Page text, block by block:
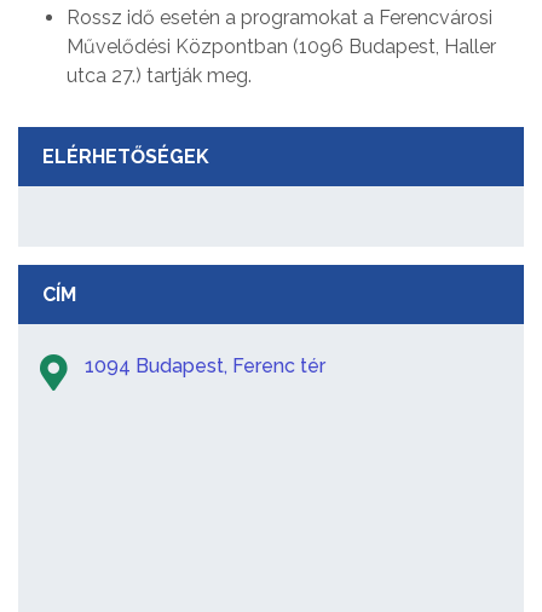
Rossz idő esetén a programokat a Ferencvárosi
Művelődési Központban (1096 Budapest, Haller
utca 27.) tartják meg.
ELÉRHETŐSÉGEK
CÍM
1094 Budapest, Ferenc tér